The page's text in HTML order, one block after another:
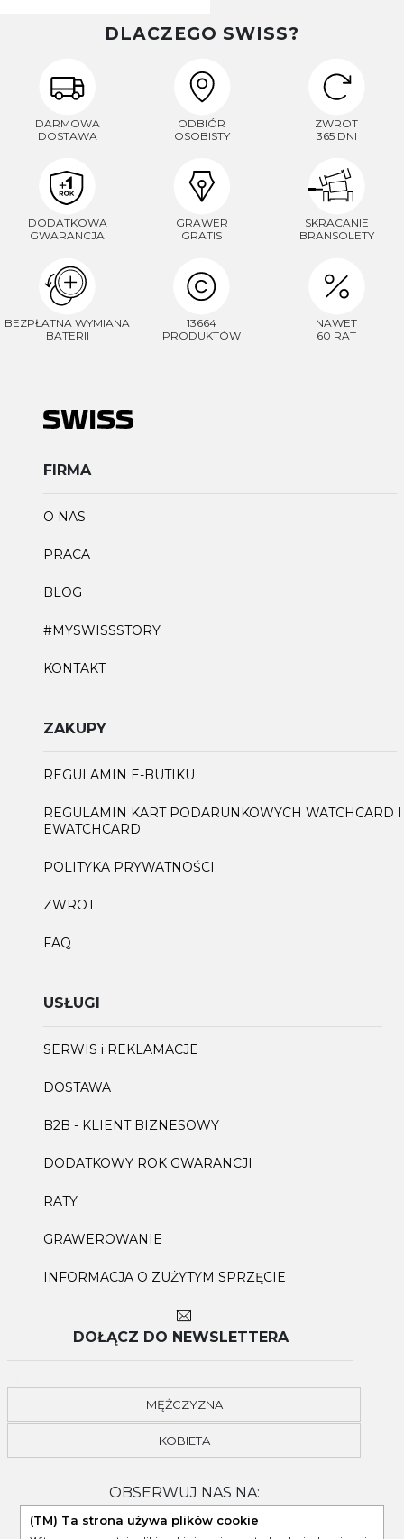
DLACZEGO SWISS?
DARMOWA
DOSTAWA
ODBIÓR
OSOBISTY
ZWROT
365 DNI
DODATKOWA
GWARANCJA
GRAWER
GRATIS
SKRACANIE
BRANSOLETY
BEZPŁATNA WYMIANA
BATERII
13664
PRODUKTÓW
NAWET
60 RAT
FIRMA
O NAS
PRACA
BLOG
#MYSWISSSTORY
KONTAKT
ZAKUPY
REGULAMIN E-BUTIKU
REGULAMIN KART PODARUNKOWYCH WATCHCARD I
EWATCHCARD
POLITYKA PRYWATNOŚCI
ZWROT
FAQ
USŁUGI
SERWIS i REKLAMACJE
DOSTAWA
B2B - KLIENT BIZNESOWY
DODATKOWY ROK GWARANCJI
RATY
GRAWEROWANIE
INFORMACJA O ZUŻYTYM SPRZĘCIE
DOŁĄCZ DO NEWSLETTERA
MĘŻCZYZNA
KOBIETA
OBSERWUJ NAS NA:
(TM) Ta strona używa plików cookie